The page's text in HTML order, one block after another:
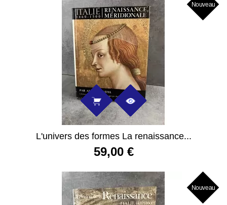
Nouveau
L'univers des formes La renaissance...
59,00 €
Nouveau